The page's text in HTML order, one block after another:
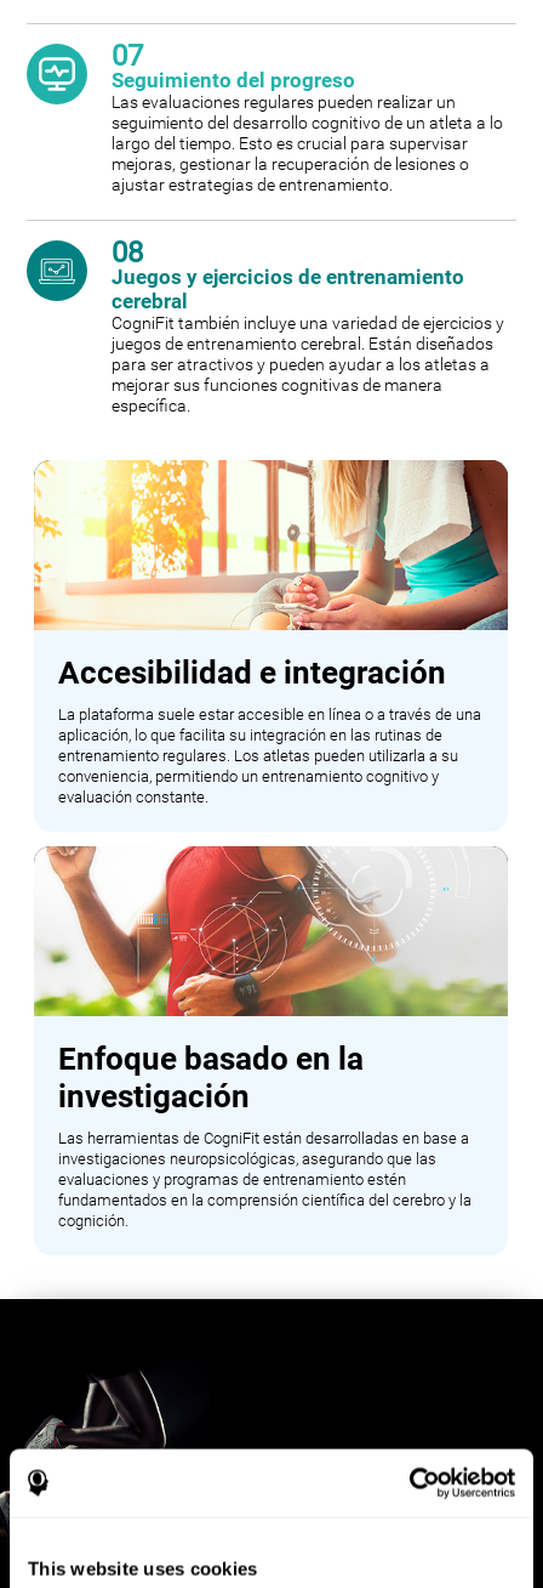
This website uses cookies
07
Seguimiento del progreso
Las evaluaciones regulares pueden realizar un
seguimiento del desarrollo cognitivo de un atleta a lo
largo del tiempo. Esto es crucial para supervisar
mejoras, gestionar la recuperación de lesiones o
ajustar estrategias de entrenamiento.
08
Juegos y ejercicios de entrenamiento
cerebral
CogniFit también incluye una variedad de ejercicios y
juegos de entrenamiento cerebral. Están diseñados
para ser atractivos y pueden ayudar a los atletas a
mejorar sus funciones cognitivas de manera
específica.
Accesibilidad e integración
La plataforma suele estar accesible en línea o a través de una
aplicación, lo que facilita su integración en las rutinas de
entrenamiento regulares. Los atletas pueden utilizarla a su
conveniencia, permitiendo un entrenamiento cognitivo y
evaluación constante.
Enfoque basado en la
investigación
Las herramientas de CogniFit están desarrolladas en base a
investigaciones neuropsicológicas, asegurando que las
evaluaciones y programas de entrenamiento estén
fundamentados en la comprensión científica del cerebro y la
cognición.